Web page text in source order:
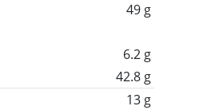
49 g
6.2 g
42.8 g
13 g